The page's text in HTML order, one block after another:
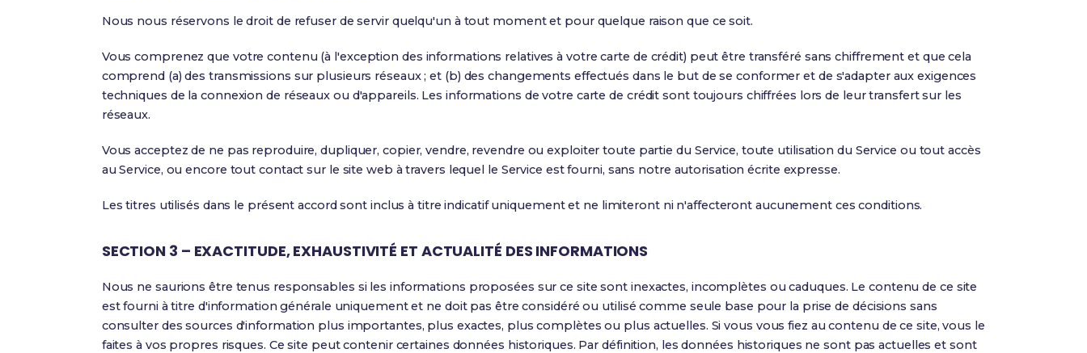
Nous nous réservons le droit de refuser de servir quelqu'un à tout moment et pour quelque raison que ce soit.
Vous comprenez que votre contenu (à l'exception des informations relatives à votre carte de crédit) peut être transféré sans chiffrement et que cela
comprend (a) des transmissions sur plusieurs réseaux ; et (b) des changements effectués dans le but de se conformer et de s'adapter aux exigences
techniques de la connexion de réseaux ou d'appareils. Les informations de votre carte de crédit sont toujours chiffrées lors de leur transfert sur les
réseaux.
Vous acceptez de ne pas reproduire, dupliquer, copier, vendre, revendre ou exploiter toute partie du Service, toute utilisation du Service ou tout accès
au Service, ou encore tout contact sur le site web à travers lequel le Service est fourni, sans notre autorisation écrite expresse.
Les titres utilisés dans le présent accord sont inclus à titre indicatif uniquement et ne limiteront ni n'affecteront aucunement ces conditions.
SECTION 3 – EXACTITUDE, EXHAUSTIVITÉ ET ACTUALITÉ DES INFORMATIONS
Nous ne saurions être tenus responsables si les informations proposées sur ce site sont inexactes, incomplètes ou caduques. Le contenu de ce site
est fourni à titre d'information générale uniquement et ne doit pas être considéré ou utilisé comme seule base pour la prise de décisions sans
consulter des sources d'information plus importantes, plus exactes, plus complètes ou plus actuelles. Si vous vous fiez au contenu de ce site, vous le
faites à vos propres risques. Ce site peut contenir certaines données historiques. Par définition, les données historiques ne sont pas actuelles et sont